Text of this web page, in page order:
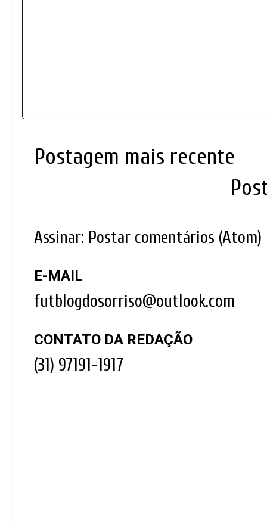
Postagem mais recente
Assinar: Postar comentários (Atom)
E-MAIL
futblogdosorriso@outlook.com
CONTATO DA REDAÇÃO
(31) 97191-1917